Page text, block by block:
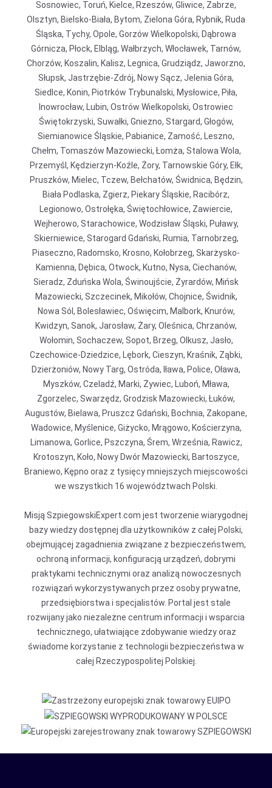
Sosnowiec, Toruń, Kielce, Rzeszów, Gliwice, Zabrze,
Olsztyn, Bielsko-Biała, Bytom, Zielona Góra, Rybnik, Ruda
Śląska, Tychy, Opole, Gorzów Wielkopolski, Dąbrowa
Górnicza, Płock, Elbląg, Wałbrzych, Włocławek, Tarnów,
Chorzów, Koszalin, Kalisz, Legnica, Grudziądz, Jaworzno,
Słupsk, Jastrzębie-Zdrój, Nowy Sącz, Jelenia Góra,
Siedlce, Konin, Piotrków Trybunalski, Mysłowice, Piła,
Inowrocław, Lubin, Ostrów Wielkopolski, Ostrowiec
Świętokrzyski, Suwałki, Gniezno, Stargard, Głogów,
Siemianowice Śląskie, Pabianice, Zamość, Leszno,
Chełm, Tomaszów Mazowiecki, Łomża, Stalowa Wola,
Przemyśl, Kędzierzyn-Koźle, Żory, Tarnowskie Góry, Ełk,
Pruszków, Mielec, Tczew, Bełchatów, Świdnica, Będzin,
Biała Podlaska, Zgierz, Piekary Śląskie, Racibórz,
Legionowo, Ostrołęka, Świętochłowice, Zawiercie,
Wejherowo, Starachowice, Wodzisław Śląski, Puławy,
Skierniewice, Starogard Gdański, Rumia, Tarnobrzeg,
Piaseczno, Radomsko, Krosno, Kołobrzeg, Skarżysko-
Kamienna, Dębica, Otwock, Kutno, Nysa, Ciechanów,
Sieradz, Zduńska Wola, Świnoujście, Żyrardów, Mińsk
Mazowiecki, Szczecinek, Mikołów, Chojnice, Świdnik,
Nowa Sól, Bolesławiec, Oświęcim, Malbork, Knurów,
Kwidzyn, Sanok, Jarosław, Żary, Oleśnica, Chrzanów,
Wołomin, Sochaczew, Sopot, Brzeg, Olkusz, Jasło,
Czechowice-Dziedzice, Lębork, Cieszyn, Kraśnik, Ząbki,
Dzierżoniów, Nowy Targ, Ostróda, Iława, Police, Oława,
Myszków, Czeladź, Marki, Żywiec, Luboń, Mława,
Zgorzelec, Swarzędz, Grodzisk Mazowiecki, Łuków,
Augustów, Bielawa, Pruszcz Gdański, Bochnia, Zakopane,
Wadowice, Myślenice, Giżycko, Mrągowo, Kościerzyna,
Limanowa, Gorlice, Pszczyna, Śrem, Września, Rawicz,
Krotoszyn, Koło, Nowy Dwór Mazowiecki, Bartoszyce,
Braniewo, Kępno oraz z tysięcy mniejszych miejscowości
we wszystkich 16 województwach Polski.
Misją SzpiegowskiExpert.com jest tworzenie wiarygodnej
bazy wiedzy dostępnej dla użytkowników z całej Polski,
obejmującej zagadnienia związane z bezpieczeństwem,
ochroną informacji, konfiguracją urządzeń, dobrymi
praktykami technicznymi oraz analizą nowoczesnych
rozwiązań wykorzystywanych przez osoby prywatne,
przedsiębiorstwa i specjalistów. Portal jest stale
rozwijany jako niezależne centrum informacji i wsparcia
technicznego, ułatwiające zdobywanie wiedzy oraz
świadome korzystanie z technologii bezpieczeństwa w
całej Rzeczypospolitej Polskiej.